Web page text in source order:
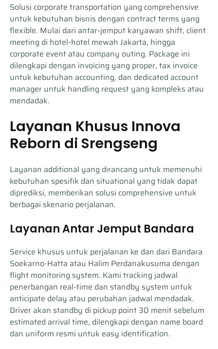
Solusi corporate transportation yang comprehensive
untuk kebutuhan bisnis dengan contract terms yang
flexible. Mulai dari antar-jemput karyawan shift, client
meeting di hotel-hotel mewah Jakarta, hingga
corporate event atau company outing. Package ini
dilengkapi dengan invoicing yang proper, tax invoice
untuk kebutuhan accounting, dan dedicated account
manager untuk handling request yang kompleks atau
mendadak.
Layanan Khusus Innova
Reborn di Srengseng
Layanan additional yang dirancang untuk memenuhi
kebutuhan spesifik dan situational yang tidak dapat
diprediksi, memberikan solusi comprehensive untuk
berbagai skenario perjalanan.
Layanan Antar Jemput Bandara
Service khusus untuk perjalanan ke dan dari Bandara
Soekarno-Hatta atau Halim Perdanakusuma dengan
flight monitoring system. Kami tracking jadwal
penerbangan real-time dan standby system untuk
anticipate delay atau perubahan jadwal mendadak.
Driver akan standby di pickup point 30 menit sebelum
estimated arrival time, dilengkapi dengan name board
dan uniform resmi untuk easy identification.